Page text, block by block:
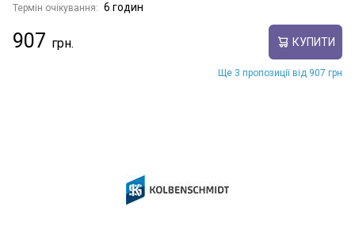
Термін очікування: 6 годин
907 КУПИТИ
Ще 3 пропозиції від 907 грн